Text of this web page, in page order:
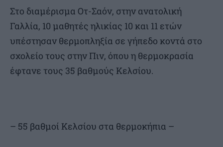
Στο διαμέρισμα Οτ-Σαόν, στην ανατολική
Γαλλία, 10 μαθητές ηλικίας 10 και 11 ετών
υπέστησαν θερμοπληξία σε γήπεδο κοντά στο
σχολείο τους στην Πιν, όπου η θερμοκρασία
έφτανε τους 35 βαθμούς Κελσίου.
– 55 βαθμοί Κελσίου στα θερμοκήπια –